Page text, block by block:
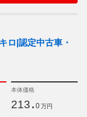
ロ|認定中古車・
本体価格
213. 0 万円